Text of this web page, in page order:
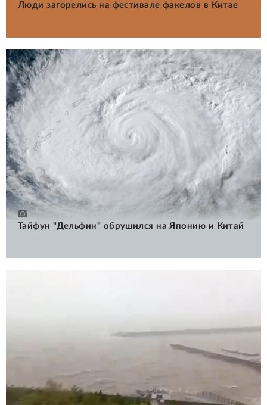
Люди загорелись на фестивале факелов в Китае
Тайфун "Дельфин" обрушился на Японию и Китай